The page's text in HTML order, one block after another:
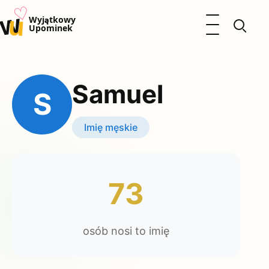
u♡Wyjątkowy
Upominek
Otwórz menu
Kalendarz Imienin
Kobieta
Okazje
Katalog prezentów
S Samuel
Imię męskie
73
osób nosi to imię